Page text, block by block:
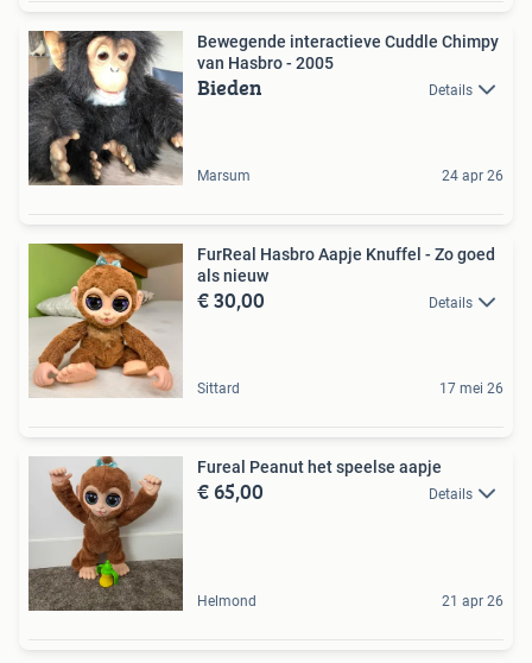
Bewegende interactieve Cuddle Chimpy
van Hasbro - 2005
Bieden Details
Marsum 24 apr 26
FurReal Hasbro Aapje Knuffel - Zo goed
als nieuw
€ 30,00 Details
Sittard 17 mei 26
Fureal Peanut het speelse aapje
€ 65,00 Details
Helmond 21 apr 26